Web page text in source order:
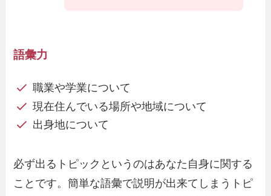
語彙力
職業や学業について
現在住んでいる場所や地域について
出身地について
必ず出るトピックというのはあなた自身に関する
ことです。簡単な語彙で説明が出来てしまうトピ